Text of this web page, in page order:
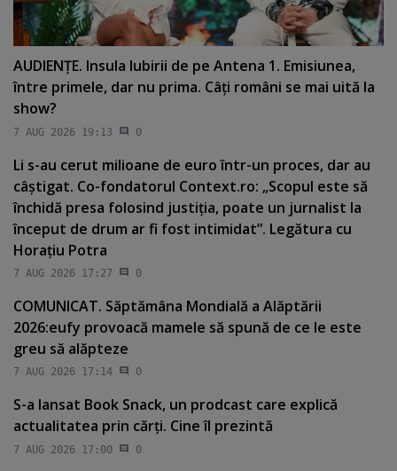
AUDIENŢE. Insula Iubirii de pe Antena 1. Emisiunea,
între primele, dar nu prima. Câţi români se mai uită la
show?
7 AUG 2026 19:13 0
Li s-au cerut milioane de euro într-un proces, dar au
câştigat. Co-fondatorul Context.ro: „Scopul este să
închidă presa folosind justiţia, poate un jurnalist la
început de drum ar fi fost intimidat”. Legătura cu
Horaţiu Potra
7 AUG 2026 17:27 0
COMUNICAT. Săptămâna Mondială a Alăptării
2026:eufy provoacă mamele să spună de ce le este
greu să alăpteze
7 AUG 2026 17:14 0
S-a lansat Book Snack, un prodcast care explică
actualitatea prin cărţi. Cine îl prezintă
7 AUG 2026 17:00 0